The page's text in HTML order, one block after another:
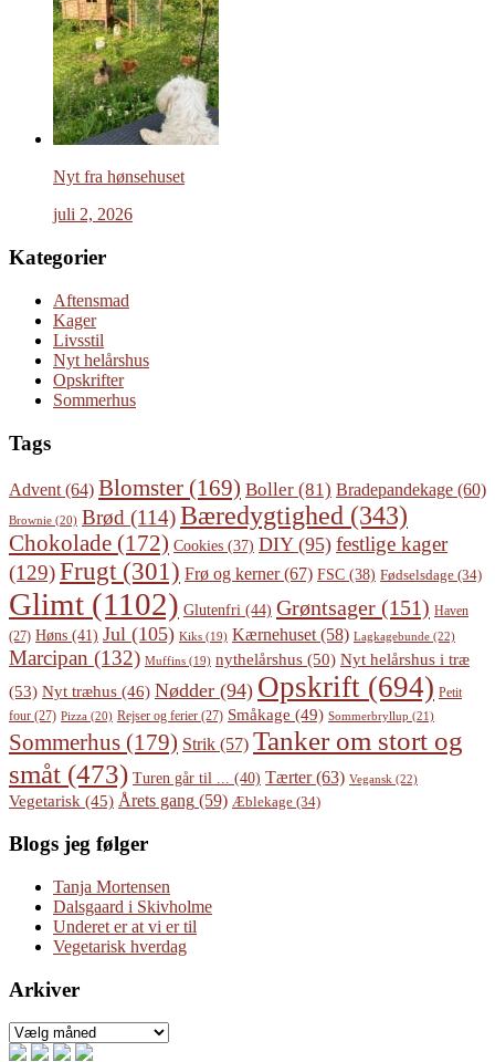
Nyt fra hønsehuset
juli 2, 2026
Kategorier
Aftensmad
Kager
Livsstil
Nyt helårshus
Opskrifter
Sommerhus
Tags
Advent (64) Blomster (169) Boller (81) Bradepandekage (60)
Brownie (20) Brød (114)Bæredygtighed (343)
Chokolade (172) Cookies (37) DIY(95) festlige kager
(129)Frugt(301) Frø og kerner(67) FSC (38) Fødselsdage (34)
Glimt (1102) Glutenfri (44) Grøntsager (151) Haven
(27) Høns (41) Jul (105) Kiks (19) Kærnehuset (58) Lagkagebunde (22)
Marcipan (132) Muffins (19) nythelårshus (50) Nyt helårshus i træ
(53) Nyt træhus (46) Nødder (94) Opskrift (694) Petit
four (27) Pizza (20) Rejser og ferier (27) Småkage (49) Sommerbryllup (21)
Sommerhus (179) Strik (57) Tanker om stort og
småt (473) Turen går til ... (40) Tærter(63) Vegansk (22)
Vegetarisk (45) Årets gang (59) Æblekage (34)
Blogs jeg følger
Tanja Mortensen
Dalsgaard i Skivholme
Underet er at vi er til
Vegetarisk hverdag
Arkiver
Arkiver